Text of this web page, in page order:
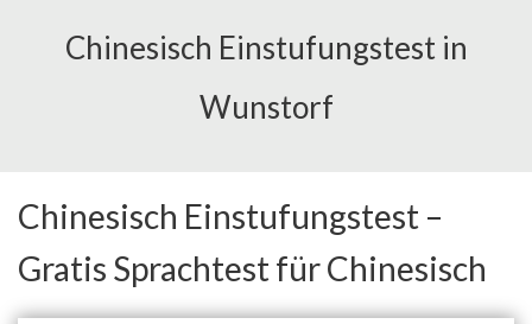
Chinesisch Einstufungstest in
Wunstorf
Chinesisch Einstufungstest –
Gratis Sprachtest für Chinesisch